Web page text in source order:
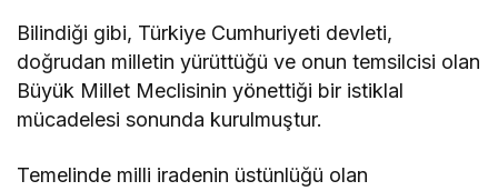
Bilindiği gibi, Türkiye Cumhuriyeti devleti,
doğrudan milletin yürüttüğü ve onun temsilcisi olan
Büyük Millet Meclisinin yönettiği bir istiklal
mücadelesi sonunda kurulmuştur.
Temelinde milli iradenin üstünlüğü olan